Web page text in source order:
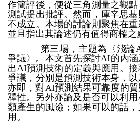
作簡評後，便從三角測量之觀
測試提出批評。然而，庫辛思
不成立。本場的討論則聚焦在重
並且指出其論述仍有值得商榷之
第三場，主題為〈淺論AI
爭議〉。本文首先探討AI的內
出AI預測技術的定義與應用。
爭議，分別是預測技術本身，以
亦即，對AI預測結果可靠度的
釋性。另外亦論及是否可以利
類產生的風險；如果可以的話
用。